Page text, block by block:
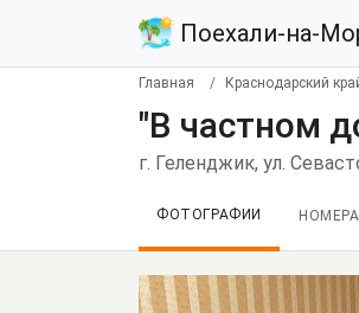
Поехали-на-
Главная Краснодарский
"В частном
г. Геленджик, ул.
ФОТОГРАФИИ НОМЕРА